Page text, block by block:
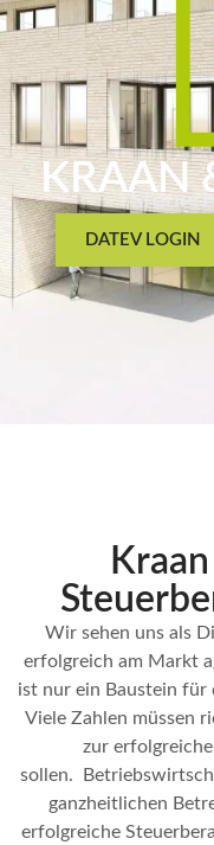
KRAAN
DATEV LOGIN
Wir sehen uns als
erfolgreich am Markt
ist nur ein Baustein für
Viele Zahlen müssen
zur
sollen.
ganzheitlichen
erfolgreiche